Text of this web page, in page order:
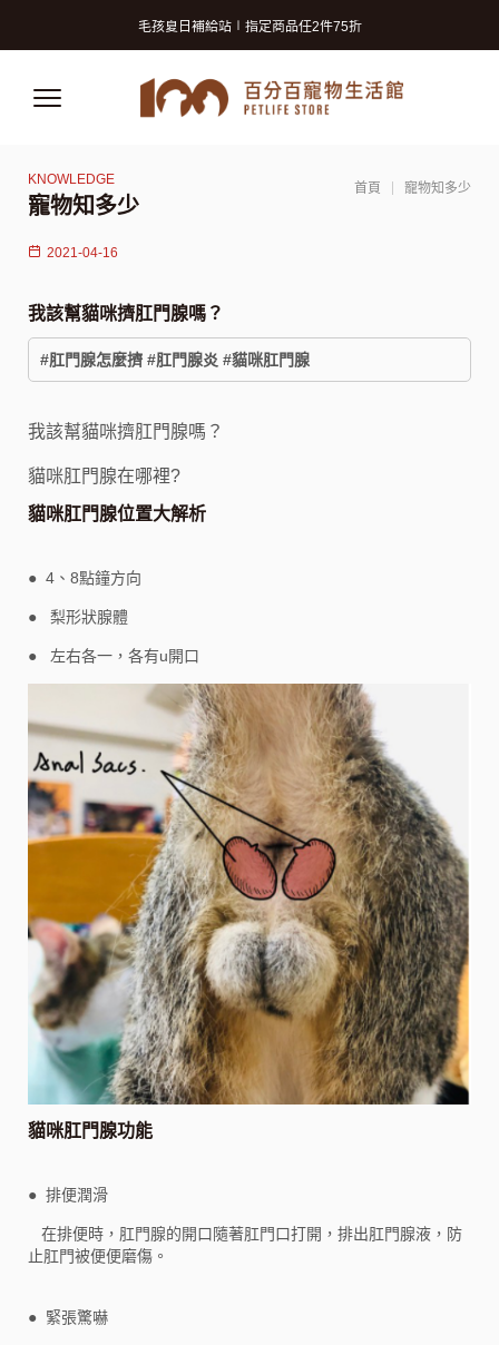
寵物知多少
首頁 寵物知多少
2021-04-16
我該幫貓咪擠肛門腺嗎？
#肛門腺怎麼擠 #肛門腺炎 #貓咪肛門腺
我該幫貓咪擠肛門腺嗎？
貓咪肛門腺在哪裡?
貓咪肛門腺位置大解析
● 4、8點鐘方向
● 梨形狀腺體
● 左右各一，各有u開口
貓咪肛門腺功能
● 排便潤滑
在排便時，肛門腺的開口隨著肛門口打開，排出肛門腺液，防
止肛門被便便磨傷。
● 緊張驚嚇
毛孩夏日補給站∣指定商品任2件75折
獸醫師推薦的寵物保險! 守護毛孩再升級!